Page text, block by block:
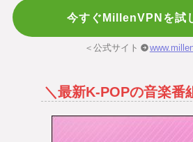
今すぐMillenVPNを試
＜公式サイト
＼最新K-POPの音楽番